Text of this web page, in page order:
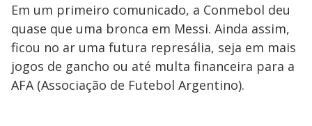
Em um primeiro comunicado, a Conmebol deu
quase que uma bronca em Messi. Ainda assim,
ficou no ar uma futura represália, seja em mais
jogos de gancho ou até multa financeira para a
AFA (Associação de Futebol Argentino).